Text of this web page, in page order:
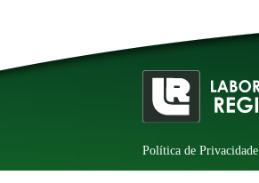
Política de Privacidade